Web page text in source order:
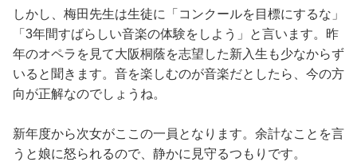
しかし、梅田先生は生徒に「コンクールを目標にするな」
「3年間すばらしい音楽の体験をしよう」と言います。昨
年のオペラを見て大阪桐蔭を志望した新入生も少なからず
いると聞きます。音を楽しむのが音楽だとしたら、今の方
向が正解なのでしょうね。
新年度から次女がここの一員となります。余計なことを言
うと娘に怒られるので、静かに見守るつもりです。